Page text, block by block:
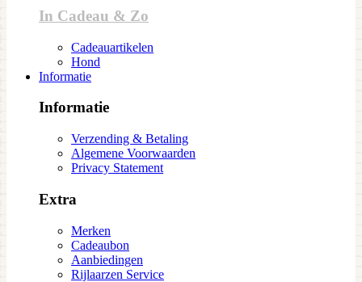
In Cadeau & Zo
Cadeauartikelen
Hond
Informatie
Informatie
Verzending & Betaling
Algemene Voorwaarden
Privacy Statement
Extra
Merken
Cadeaubon
Aanbiedingen
Rijlaarzen Service